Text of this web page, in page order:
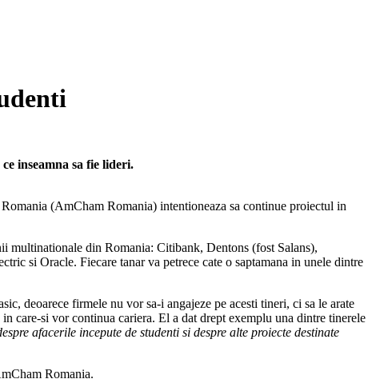
inseamna sa fie lideri.
(AmCham Romania) intentioneaza sa continue proiectul in
multinationale din Romania: Citibank, Dentons (fost Salans),
si Oracle. Fiecare tanar va petrece cate o saptamana in unele dintre
deoarece firmele nu vor sa-i angajeze pe acesti tineri, ci sa le arate
care-si vor continua cariera. El a dat drept exemplu una dintre tinerele
afacerile incepute de studenti si despre alte proiecte destinate
Romania.